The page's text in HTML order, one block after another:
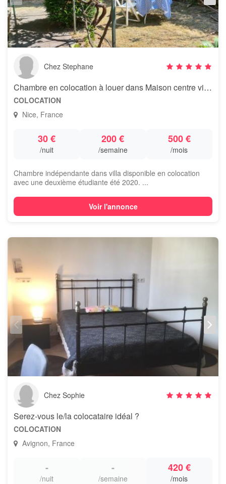
Chez Stephane
Chambre en colocation à louer dans Maison centre ville Nice
COLOCATION
Nice, France
30 €
/nuit
200 €
/semaine
500 €
/mois
Chambre indépendante dans villa disponible en colocation
avec une deuxième étudiante été 2020. ...
Voir l'annonce
Chez Sophie
Serez-vous le/la colocataire idéal ?
COLOCATION
Avignon, France
-
/nuit
-
/semaine
420 €
/mois